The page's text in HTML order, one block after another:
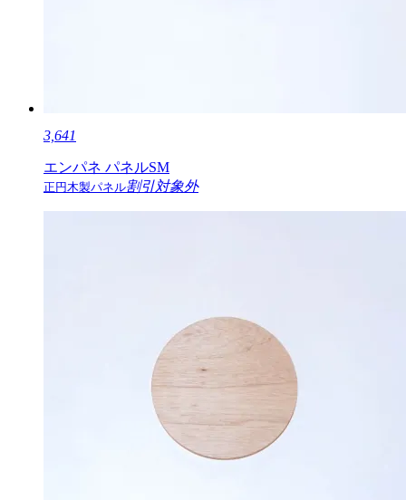
3,641
エンパネ パネルSM
正円木製パネル割引対象外